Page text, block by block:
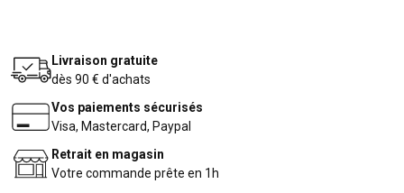
Livraison gratuite
dès 90 € d'achats
Vos paiements sécurisés
Visa, Mastercard, Paypal
Retrait en magasin
Votre commande prête en 1h